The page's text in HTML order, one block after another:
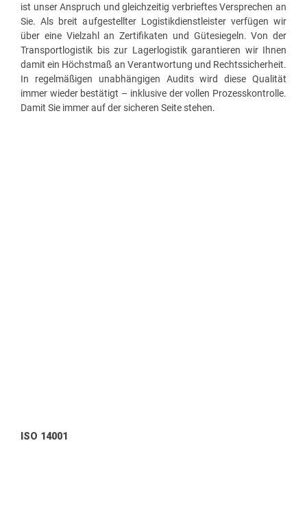
ist unser Anspruch und gleichzeitig verbrieftes Versprechen an
Sie. Als breit aufgestellter Logistikdienstleister verfügen wir
über eine Vielzahl an Zertifikaten und Gütesiegeln. Von der
Transportlogistik bis zur Lagerlogistik garantieren wir Ihnen
damit ein Höchstmaß an Verantwortung und Rechtssicherheit.
In regelmäßigen unabhängigen Audits wird diese Qualität
immer wieder bestätigt – inklusive der vollen Prozesskontrolle.
Damit Sie immer auf der sicheren Seite stehen.
ISO 14001